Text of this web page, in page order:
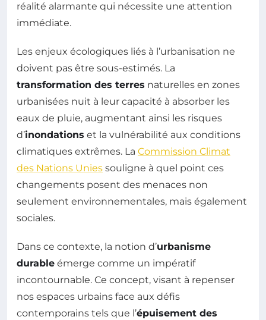
réalité alarmante qui nécessite une attention
immédiate.
Les enjeux écologiques liés à l’urbanisation ne
doivent pas être sous-estimés. La
transformation des terres naturelles en zones
urbanisées nuit à leur capacité à absorber les
eaux de pluie, augmentant ainsi les risques
d’inondations et la vulnérabilité aux conditions
climatiques extrêmes. La Commission Climat
des Nations Unies souligne à quel point ces
changements posent des menaces non
seulement environnementales, mais également
sociales.
Dans ce contexte, la notion d’urbanisme
durable émerge comme un impératif
incontournable. Ce concept, visant à repenser
nos espaces urbains face aux défis
contemporains tels que l’épuisement des